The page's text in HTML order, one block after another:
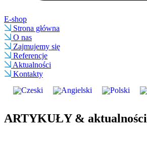
E-shop
Strona główna
O nas
Zajmujemy się
Referencje
Aktualności
Kontakty
ARTYKUŁY & aktualności